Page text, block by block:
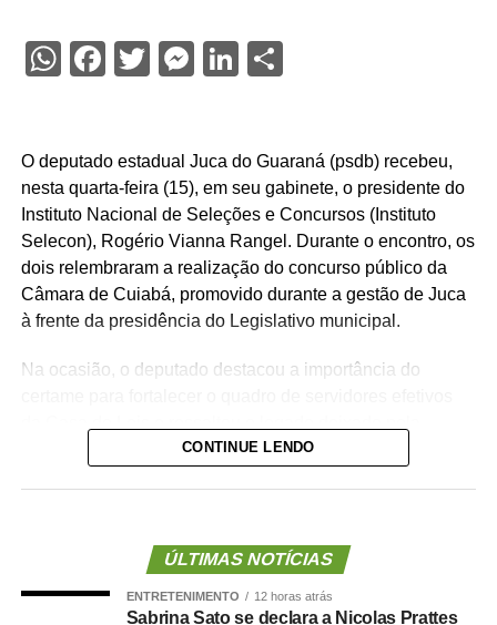
WhatsApp
Facebook
Twitter
Messenger
LinkedIn
Share
O deputado estadual Juca do Guaraná (psdb) recebeu,
nesta quarta-feira (15), em seu gabinete, o presidente do
Instituto Nacional de Seleções e Concursos (Instituto
Selecon), Rogério Vianna Rangel. Durante o encontro, os
dois relembraram a realização do concurso público da
Câmara de Cuiabá, promovido durante a gestão de Juca
à frente da presidência do Legislativo municipal.
Na ocasião, o deputado destacou a importância do
Cuiabá, que é de todos nós mato-grossenses, o
parlamento mais antigo do Centro-Oeste brasileiro”,
CONTINUE LENDO
ÚLTIMAS NOTÍCIAS
ENTRETENIMENTO 12 horas atrás
Sabrina Sato se declara a Nicolas Prattes